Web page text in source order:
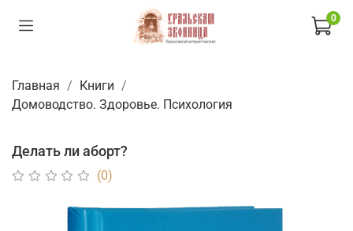
0
Главная
Книги
Домоводство. Здоровье. Психология
Делать ли аборт?
(0)